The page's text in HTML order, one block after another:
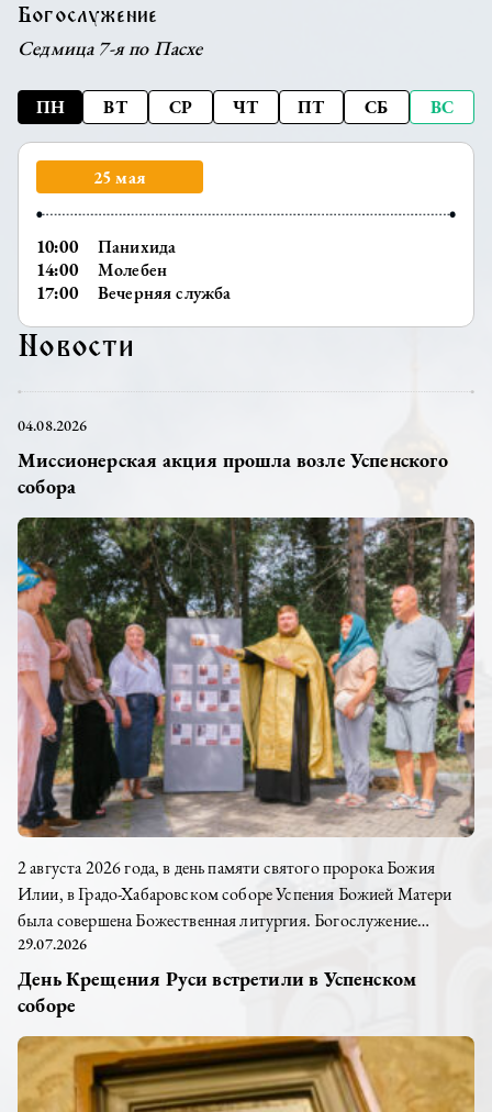
Новости
04.08.2026
Миссионерская акция прошла возле Успенского
собора
2 августа 2026 года, в день памяти святого пророка Божия
Илии, в Градо-Хабаровском соборе Успения Божией Матери
была совершена Божественная литургия. Богослужение
возглавил настоятель храма иерей Дионисий Ногтев в
сослужении клириков прихода. После службы возле храма
прошла миссионерская акция, приуроченная ко Дню Крещения
заинтересованным прохожим о духовных поисках...
29.07.2026
День Крещения Руси встретили в Успенском
соборе
Богослужение
Седмица 7-я по Пасхе
ПН ВТ СР ЧТ ПТ СБ ВС
25 мая
10:00
Панихида
14:00
Молебен
17:00
Вечерняя служба